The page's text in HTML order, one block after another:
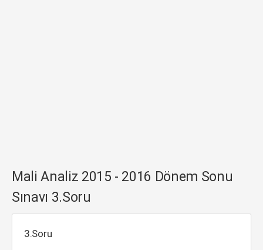
Mali Analiz 2015 - 2016 Dönem Sonu
Sınavı 3.Soru
3.Soru